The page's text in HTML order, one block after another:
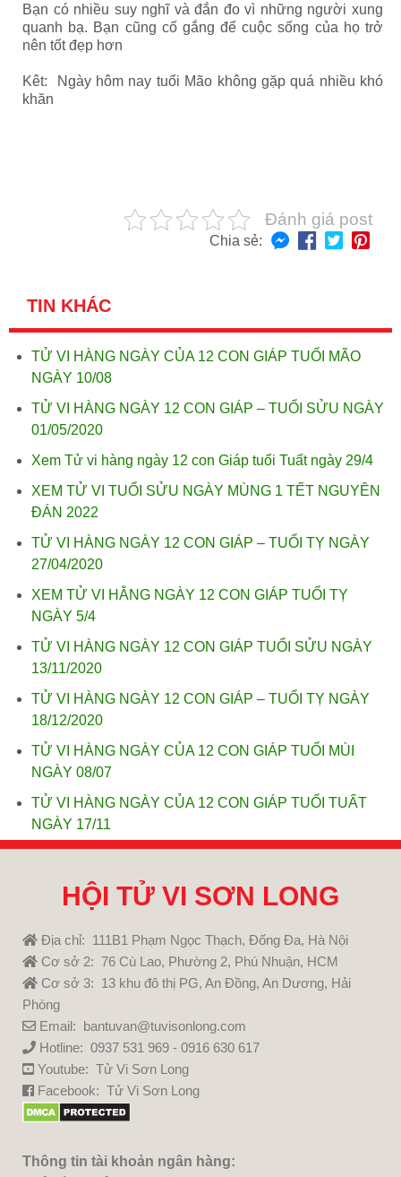
Bạn có nhiều suy nghĩ và đắn đo vì những người xung
quanh bạ. Bạn cũng cố gắng để cuộc sống của họ trở
nên tốt đẹp hơn
Kêt: Ngày hôm nay tuổi Mão không gặp quá nhiều khó
khăn
Đánh giá post
Chia sẻ:
TIN KHÁC
TỬ VI HÀNG NGÀY CỦA 12 CON GIÁP TUỔI MÃO
NGÀY 10/08
TỬ VI HÀNG NGÀY 12 CON GIÁP – TUỔI SỬU NGÀY
01/05/2020
Xem Tử vi hàng ngày 12 con Giáp tuổi Tuất ngày 29/4
XEM TỬ VI TUỔI SỬU NGÀY MÙNG 1 TẾT NGUYÊN
ĐÁN 2022
TỬ VI HÀNG NGÀY 12 CON GIÁP – TUỔI TỴ NGÀY
27/04/2020
XEM TỬ VI HẰNG NGÀY 12 CON GIÁP TUỔI TỴ
NGÀY 5/4
TỬ VI HÀNG NGÀY 12 CON GIÁP TUỔI SỬU NGÀY
13/11/2020
TỬ VI HÀNG NGÀY 12 CON GIÁP – TUỔI TỴ NGÀY
18/12/2020
TỬ VI HÀNG NGÀY CỦA 12 CON GIÁP TUỔI MÙI
NGÀY 08/07
TỬ VI HÀNG NGÀY CỦA 12 CON GIÁP TUỔI TUẤT
NGÀY 17/11
HỘI TỬ VI SƠN LONG
Địa chỉ: 111B1 Phạm Ngọc Thạch, Đống Đa, Hà Nội
Cơ sở 2: 76 Cù Lao, Phường 2, Phú Nhuận, HCM
Cơ sở 3: 13 khu đô thị PG, An Đồng, An Dương, Hải
Phòng
Email: bantuvan@tuvisonlong.com
Hotline: 0937 531 969 - 0916 630 617
Youtube: Tử Vi Sơn Long
Facebook: Tử Vi Sơn Long
Thông tin tài khoản ngân hàng: